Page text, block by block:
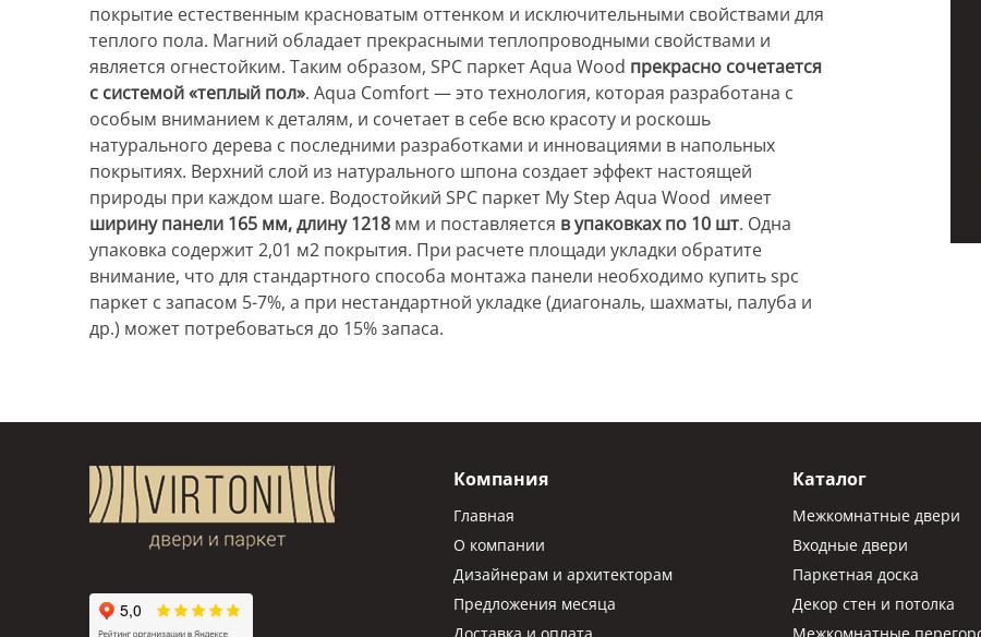
покрытие естественным красноватым оттенком и исключительными свойствами для
теплого пола. Магний обладает прекрасными теплопроводными свойствами и
является огнестойким. Таким образом, SPC паркет Aqua Wood прекрасно сочетается
с системой «теплый пол». Aqua Comfort — это технология, которая разработана с
особым вниманием к деталям, и сочетает в себе всю красоту и роскошь
натурального дерева с последними разработками и инновациями в напольных
покрытиях. Верхний слой из натурального шпона создает эффект настоящей
природы при каждом шаге. Водостойкий SPC паркет My Step Aqua Wood имеет
ширину панели 165 мм, длину 1218 мм и поставляется в упаковках по 10 шт. Одна
упаковка содержит 2,01 м2 покрытия. При расчете площади укладки обратите
внимание, что для стандартного способа монтажа панели необходимо купить spc
паркет с запасом 5-7%, а при нестандартной укладке (диагональ, шахматы, палуба и
др.) может потребоваться до 15% запаса.
Компания
Главная
О компании
Дизайнерам и архитекторам
Предложения месяца
Каталог
Межкомнатные двери
Входные двери
Паркетная доска
Декор стен и потолка